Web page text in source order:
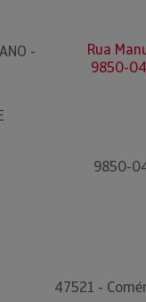
-
Rua
9850-
9850-
47521 -